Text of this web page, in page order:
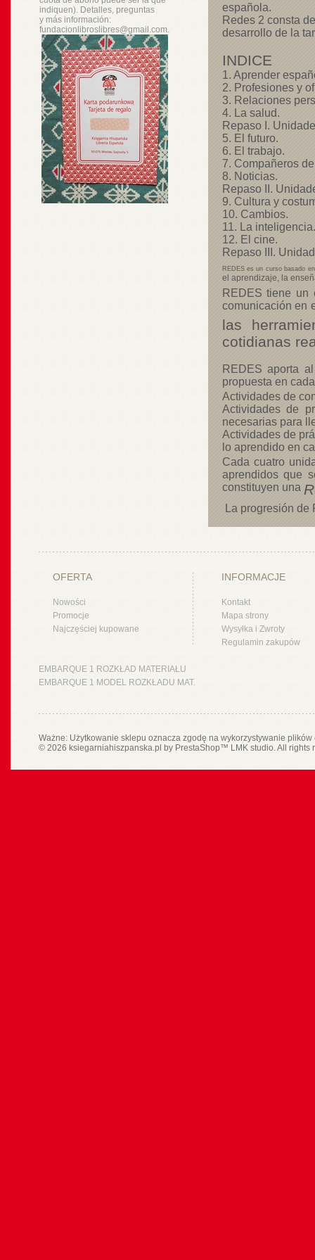
indiquen). Detalles, preguntas
y másinformación:
fundacionlibroslibres@gmail.com.
española.
Redes 2 consta
desarrollo de la
INDICE
1. Aprender
2. Profesiones y
3. Relaciones
4. La salud.
Repaso I.
5. El futuro.
6. El trabajo.
7. Compañeros
8. Noticias.
Repaso II.
9. Cultura y
10. Cambios.
11. La inteligencia.
12. El cine.
Repaso III.
REDES es un curso basado
el aprendizaje, la
REDES tiene
comunicación en
las
cotidianas
REDES aporta
propuesta en
Actividades de
Actividades de
necesarias para
Actividades de
lo aprendido en
Cada cuatro
aprendidos que
constituyen una
La progresión de
OFERTA
Nowości
Promocje
Najczęściej kupowane
INFORMACJE
Kontakt
Mapa strony
Wysyłka i Zwroty
Regulamin zakupów
EMBARQUE 1 ROZKŁAD MATERIAŁU
EMBARQUE 1 MODEL ROZKŁADU MAT.
Ważne: Użytkowanie sklepu oznacza zgodę na wykorzystywanie
© 2026 ksiegarniahiszpanska.pl by PrestaShop™ LMK studio. All rights